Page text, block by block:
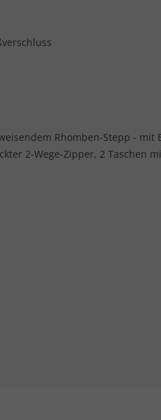
Rhomben-Stepp - mit
2-Wege-Zipper, 2 Taschen